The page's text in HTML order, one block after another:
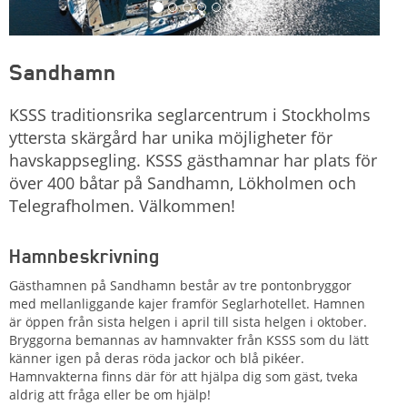
Sandhamn
KSSS traditionsrika seglarcentrum i Stockholms
yttersta skärgård har unika möjligheter för
havskappsegling. KSSS gästhamnar har plats för
över 400 båtar på Sandhamn, Lökholmen och
Telegrafholmen. Välkommen!
Hamnbeskrivning
Gästhamnen på Sandhamn består av tre pontonbryggor
med mellanliggande kajer framför Seglarhotellet. Hamnen
är öppen från sista helgen i april till sista helgen i oktober.
Bryggorna bemannas av hamnvakter från KSSS som du lätt
känner igen på deras röda jackor och blå pikéer.
Hamnvakterna finns där för att hjälpa dig som gäst, tveka
aldrig att fråga eller be om hjälp!